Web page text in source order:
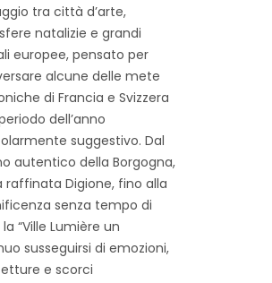
tra città d’arte,
natalizie e grandi
europee, pensato per
alcune delle mete
di Francia e Svizzera
dell’anno
suggestivo. Dal
autentico della Borgogna,
raffinata Digione, fino alla
senza tempo di
la “Ville Lumière un
susseguirsi di emozioni,
e scorci